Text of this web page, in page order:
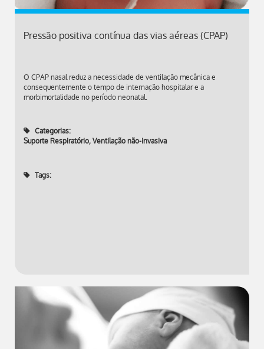
Pressão positiva contínua das vias aéreas (CPAP)
O CPAP nasal reduz a necessidade de ventilação mecânica e
consequentemente o tempo de internação hospitalar e a
morbimortalidade no período neonatal.
Categorias:
Suporte Respiratório, Ventilação não-invasiva
Tags: